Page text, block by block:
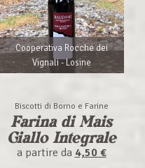
Cooperativa Rocche dei
Vignali - Losine
Biscotti di Borno e Farine
Farina di Mais
Giallo Integrale
a partire da 4,50 €